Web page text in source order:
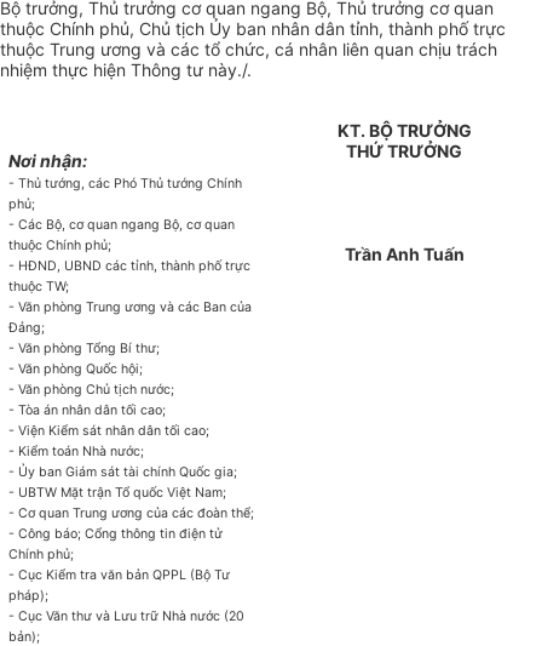
Bộ trưởng, Thủ trưởng cơ quan ngang Bộ, Thủ trưởng cơ quan
thuộc Chính phủ, Chủ tịch Ủy ban nhân dân tỉnh, thành phố trực
thuộc Trung ương và các tổ chức, cá nhân liên quan chịu trách
nhiệm thực hiện Thông tư này./.
Nơi nhận:
- Thủ tướng, các Phó Thủ tướng Chính
phủ;
- Các Bộ, cơ quan ngang Bộ, cơ quan
thuộc Chính phủ;
- HĐND, UBND các tỉnh, thành phố trực
thuộc TW;
- Văn phòng Trung ương và các Ban của
Đảng;
- Văn phòng Tổng Bí thư;
- Văn phòng Quốc hội;
- Văn phòng Chủ tịch nước;
- Tòa án nhân dân tối cao;
- Viện Kiểm sát nhân dân tối cao;
- Kiểm toán Nhà nước;
- Ủy ban Giám sát tài chính Quốc gia;
- UBTW Mặt trận Tổ quốc Việt Nam;
- Cơ quan Trung ương của các đoàn thể;
- Công báo; Cổng thông tin điện tử
Chính phủ;
- Cục Kiểm tra văn bản QPPL (Bộ Tư
pháp);
- Cục Văn thư và Lưu trữ Nhà nước (20
bản);
KT. BỘ TRƯỞNG
THỨ TRƯỞNG
Trần Anh Tuấn